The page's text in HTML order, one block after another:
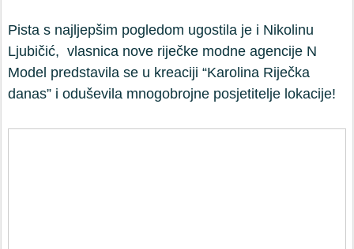
Pista s najljepšim pogledom ugostila je i Nikolinu
Ljubičić, vlasnica nove riječke modne agencije N
Model predstavila se u kreaciji “Karolina Riječka
danas” i oduševila mnogobrojne posjetitelje lokacije!